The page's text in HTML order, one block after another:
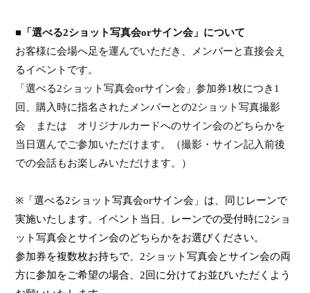
■「選べる2ショット写真会orサイン会」について
お客様に会場へ足を運んでいただき、メンバーと直接会え
るイベントです。
「選べる2ショット写真会orサイン会」参加券1枚につき 1
回、購入時に指名されたメンバーとの2ショット写真撮影
会 または オリジナルカードへのサイン会のどちらかを
当日選んでご参加いただけます。（撮影・サイン記入前後
での会話もお楽しみいただけます。）
※「選べる2ショット写真会orサイン会」は、同じレーンで
実施いたします。イベント当日、レーンでの受付時に2ショ
ット写真会とサイン会のどちらかをお選びください。
参加券を複数枚お持ちで、2ショット写真会とサイン会の両
方に参加をご希望の場合、2回に分けてお並びいただくよう